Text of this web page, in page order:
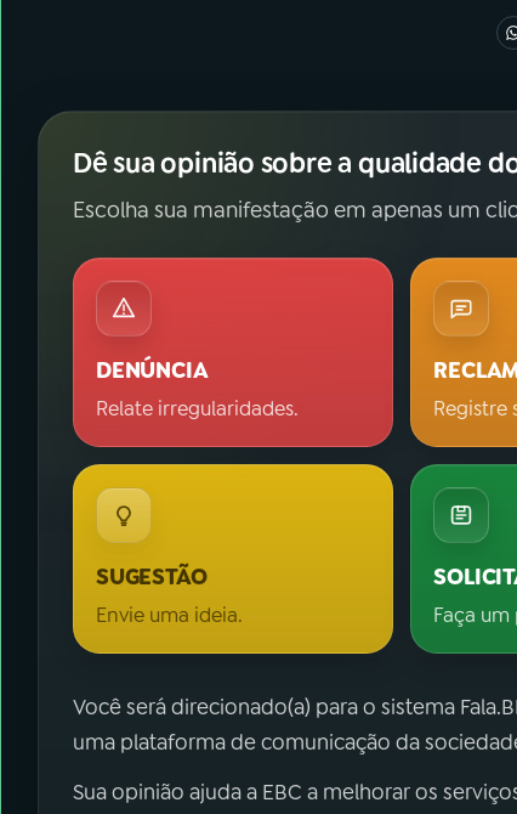
Dê sua opinião sobre a qualidade
Escolha sua manifestação em apenas um
DENÚNCIA
Relate irregularidades. Registre
SUGESTÃO
Envie uma ideia. Faça
Você será direcionado(a) para o sistema
uma plataforma de comunicação da
Sua opinião ajuda a EBC a melhorar os